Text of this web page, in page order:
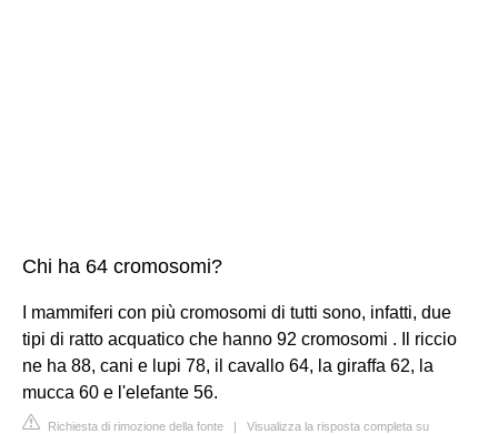
Chi ha 64 cromosomi?
I mammiferi con più cromosomi di tutti sono, infatti, due
tipi di ratto acquatico che hanno 92 cromosomi . Il riccio
ne ha 88, cani e lupi 78, il cavallo 64, la giraffa 62, la
mucca 60 e l'elefante 56.
Richiesta di rimozione della fonte | Visualizza la risposta completa su